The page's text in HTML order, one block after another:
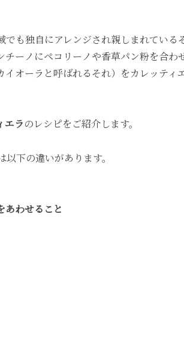
も独自にアレンジされ親しまれている
ーノにペコリーノや香草パン粉を合わ
オーラと呼ばれるそれ）をカレッティ
エラのレシピをご紹介します。
下の違いがあります。
あわせること